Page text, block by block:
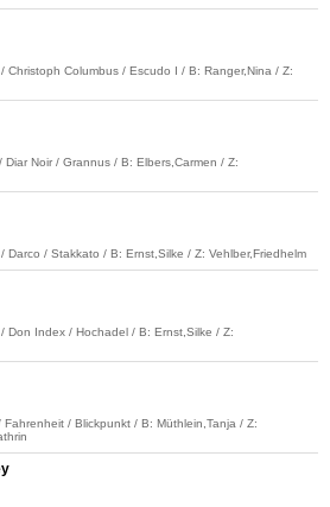
Christoph Columbus / Escudo I / B: Ranger,Nina / Z:
Noir / Grannus / B: Elbers,Carmen / Z:
Darco / Stakkato / B: Ernst,Silke / Z: Vehlber,Friedhelm
Don Index / Hochadel / B: Ernst,Silke / Z:
/ Blickpunkt / B: Müthlein,Tanja / Z: